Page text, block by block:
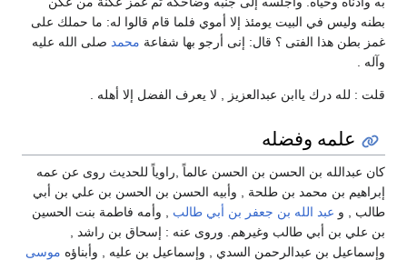
بطنه وليس في البيت يومئذ إلا أموي فلما قام قالوا له: ما حملك على
غمز بطن هذا الفتى ؟ قال: إنى أرجو بها شفاعة محمد صلى الله عليه
وآله .
قلت : لله درك ياابن عبدالعزيز , لا يعرف الفضل إلا أهله .
علمه وفضله
كان عبدالله بن الحسن بن الحسن عالماً ,راوياً للحديث روى عن عمه
إبراهيم بن محمد بن طلحة , وأبيه الحسن بن الحسن بن علي بن أبي
طالب , و عبد الله بن جعفر بن أبي طالب , وأمه فاطمة بنت الحسين
بن علي بن أبي طالب وغيرهم. وروى عنه : إسحاق بن راشد ,
وإسماعيل بن عبدالرحمن السدي , وإسماعيل بن عليه , وأبناؤه موسى